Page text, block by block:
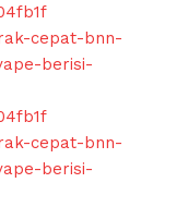
cepat-bnn-
berisi-
cepat-bnn-
berisi-